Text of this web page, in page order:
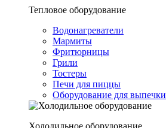
Тепловое оборудование
Водонагреватели
Мармиты
Фритюрницы
Грили
Тостеры
Печи для пиццы
Оборудование для выпечки
Холодильное оборудование